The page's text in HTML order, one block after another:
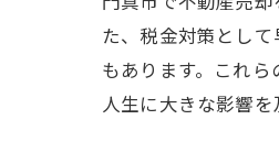
た、税金対策とし
もあります。これ
人生に大きな影響